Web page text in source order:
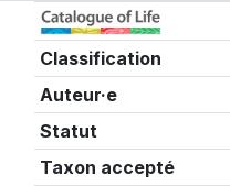
Classification
Auteur·e
Statut
Taxon accepté